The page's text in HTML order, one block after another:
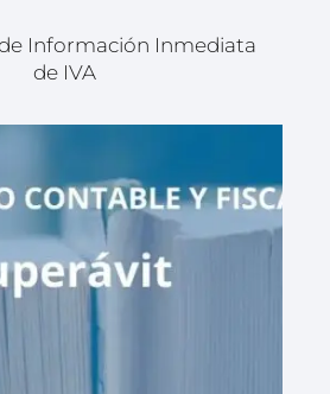
Información Inmediata
de IVA